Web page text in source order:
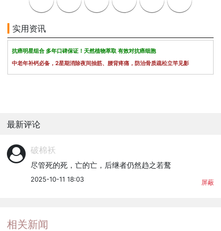
实用资讯
抗癌明星组合 多年口碑保证！天然植物萃取 有效对抗癌细胞
中老年补钙必备，2星期消除夜间抽筋、腰背疼痛，防治骨质疏松立竿见影
最新评论
破棉袄
尽管死的死，亡的亡，后继者仍然趋之若鹜
2025-10-11 18:03 屏蔽
相关新闻